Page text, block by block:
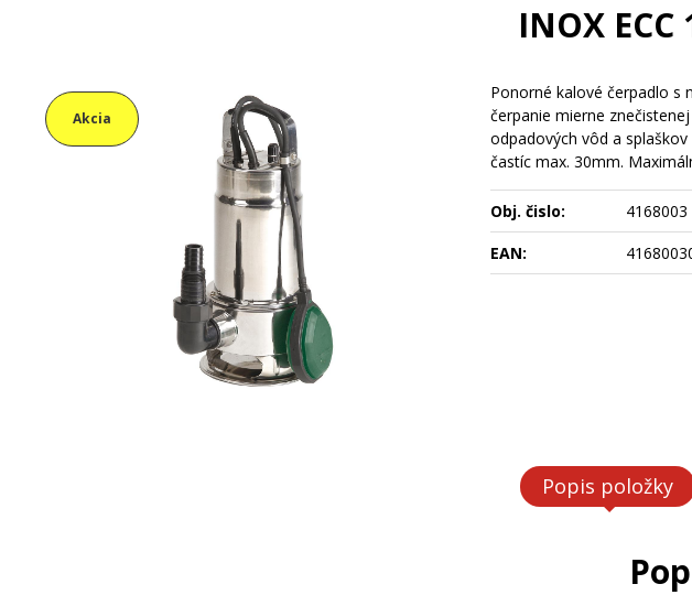
INOX
Akcia
Ponorné kalové čerpadlo s
čerpanie mierne
odpadových vôd a
častíc max. 30mm.
Obj. čislo:
4168003
EAN:
Popis položky